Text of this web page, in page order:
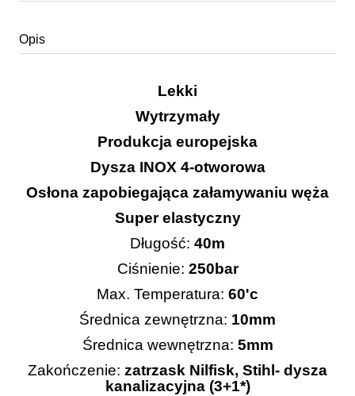
Opis
Lekki
Wytrzymały
Produkcja europejska
Dysza INOX 4-otworowa
Osłona zapobiegająca załamywaniu węża
Super elastyczny
Długość: 40m
Ciśnienie: 250bar
Max. Temperatura: 60'c
Średnica zewnętrzna: 10mm
Średnica wewnętrzna: 5mm
Zakończenie: zatrzask Nilfisk, Stihl- dysza
kanalizacyjna (3+1*)